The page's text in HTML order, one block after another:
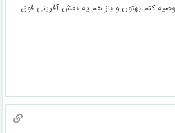
کنم بهتون.و باز هم یه نقش آفرینی فوق